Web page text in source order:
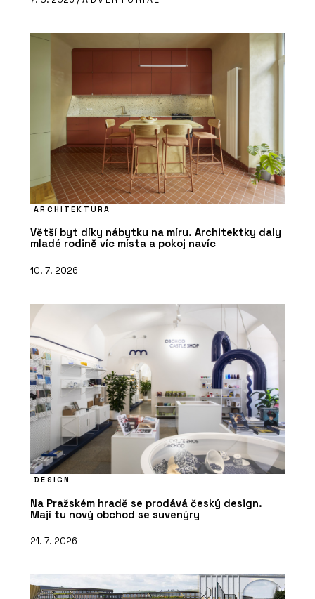
ARCHITEKTURA
Větší byt díky nábytku na míru. Architektky daly
mladé rodině víc místa a pokoj navíc
10. 7. 2026
DESIGN
Na Pražském hradě se prodává český design.
Mají tu nový obchod se suvenýry
21. 7. 2026